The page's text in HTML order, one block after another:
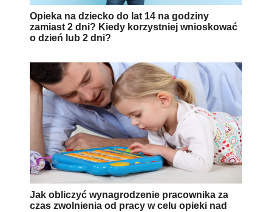
Opieka na dziecko do lat 14 na godziny
zamiast 2 dni? Kiedy korzystniej wnioskować
o dzień lub 2 dni?
Jak obliczyć wynagrodzenie pracownika za
czas zwolnienia od pracy w celu opieki nad